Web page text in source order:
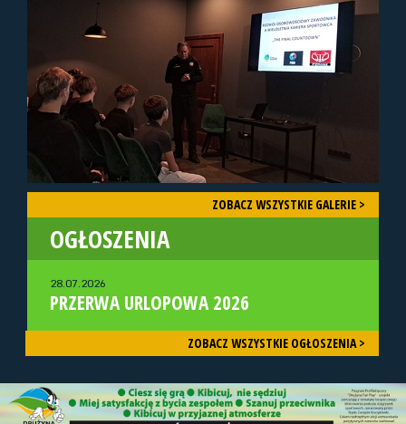
ZOBACZ WSZYSTKIE GALERIE >
OGŁOSZENIA
28.07.2026
PRZERWA URLOPOWA 2026
ZOBACZ WSZYSTKIE OGŁOSZENIA >